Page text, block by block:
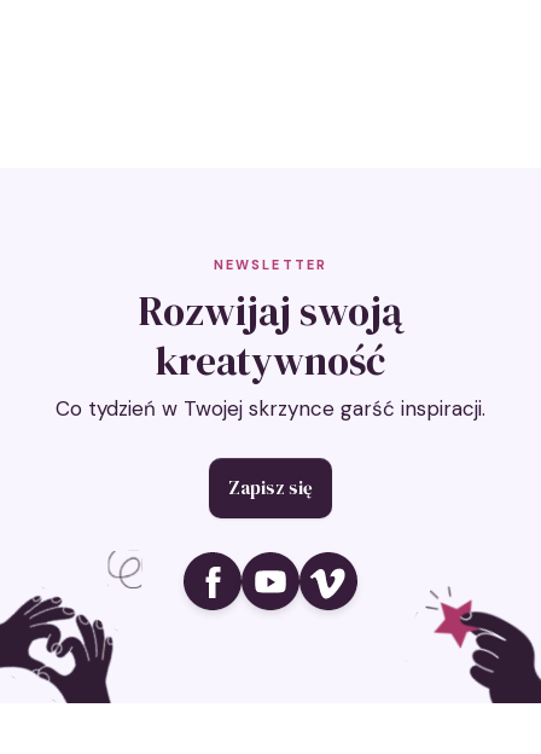
NEWSLETTER
Rozwijaj swoją
kreatywność
Co tydzień w Twojej skrzynce garść inspiracji.
Zapisz się
Ikona social media
Ikona social media
Ikona social media